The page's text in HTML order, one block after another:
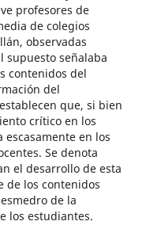
profesores de
de colegios
observadas
supuesto señalaba
contenidos del
del
que, si bien
crítico en los
en los
Se denota
el desarrollo de esta
de los contenidos
de la
los estudiantes.